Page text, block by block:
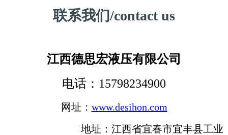
联系我们/contact us
江西德思宏液压有限公司
电话：15798234900
网址： www.desihon.com
地址：江西省宜春市宜丰县工业